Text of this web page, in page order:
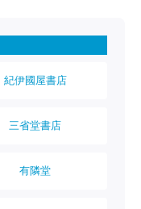
紀伊國屋書店
三省堂書店
有隣堂